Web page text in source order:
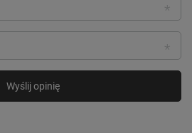
Wyślij opinię